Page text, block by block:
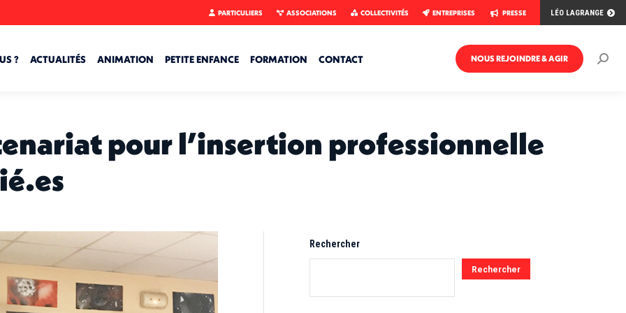
PARTICULIERS ASSOCIATIONS COLLECTIVITÉS ENTREPRISES PRESSE LÉO LAGRANGE
? ACTUALITÉS ANIMATION PETITE ENFANCE FORMATION CONTACT NOUS REJOINDRE & AGIR
pour l’insertion professionnelle
Rechercher
Rechercher